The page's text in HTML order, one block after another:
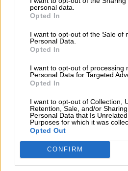
personal data.
Opted In
I want to opt-out of the Sale of
Personal Data.
Opted In
I want to opt-out of processing
Personal Data for Targeted
Opted In
I want to opt-out of Collection,
Retention, Sale, and/or
Personal Data that Is
Purposes for which it was
Opted Out
CONFIRM
07/08/2026 , 21:13
Αύριο Σάββατο στη Λάρισα η
Αθανασίου Ράγια
07/08/2026 , 21:09
σχολείο – Σκότωσε 5
τους παππούδες του
07/08/2026 , 20:35
Εορτασμός της Μεταμόρφωσης